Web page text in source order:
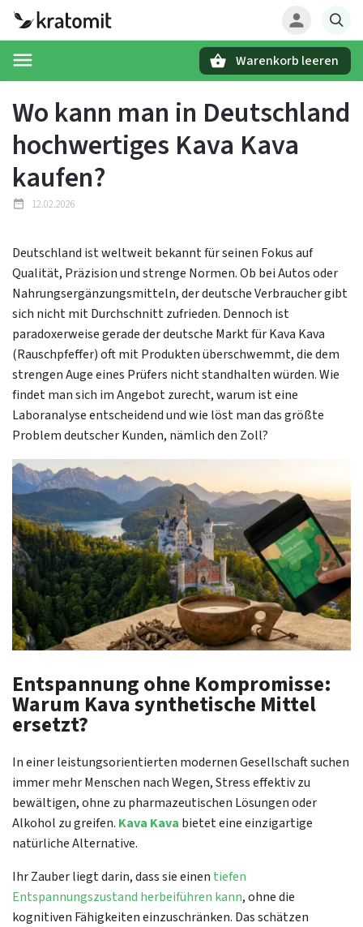
Warenkorb leeren
Wo kann man in Deutschland
hochwertiges Kava Kava
kaufen?
12.02.2026
Deutschland ist weltweit bekannt für seinen Fokus auf
Qualität, Präzision und strenge Normen. Ob bei Autos oder
Nahrungsergänzungsmitteln, der deutsche Verbraucher gibt
sich nicht mit Durchschnitt zufrieden. Dennoch ist
paradoxerweise gerade der deutsche Markt für Kava Kava
(Rauschpfeffer) oft mit Produkten überschwemmt, die dem
strengen Auge eines Prüfers nicht standhalten würden. Wie
findet man sich im Angebot zurecht, warum ist eine
Laboranalyse entscheidend und wie löst man das größte
Problem deutscher Kunden, nämlich den Zoll?
Entspannung ohne Kompromisse:
Warum Kava synthetische Mittel
ersetzt?
In einer leistungsorientierten modernen Gesellschaft suchen
immer mehr Menschen nach Wegen, Stress effektiv zu
bewältigen, ohne zu pharmazeutischen Lösungen oder
Alkohol zu greifen. Kava Kava bietet eine einzigartige
natürliche Alternative.
Ihr Zauber liegt darin, dass sie einen tiefen
Entspannungszustand herbeiführen kann, ohne die
kognitiven Fähigkeiten einzuschränken. Das schätzen